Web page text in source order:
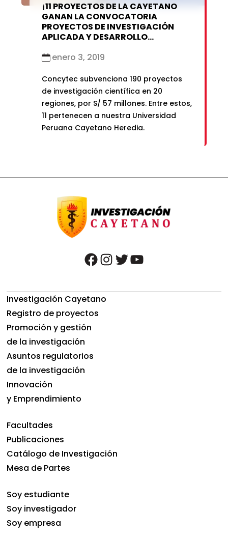
¡11 PROYECTOS DE LA CAYETANO
GANAN LA CONVOCATORIA
PROYECTOS DE INVESTIGACIÓN
APLICADA Y DESARROLLO
enero 3, 2019
Concytec subvenciona 190 proyectos
de investigación científica en 20
regiones, por S/ 57 millones. Entre estos,
11 pertenecen a nuestra Universidad
Peruana Cayetano Heredia.
facebook instagram twitter youtube
Investigación Cayetano
Registro de proyectos
Promoción y gestión
de la investigación
Asuntos regulatorios
de la investigación
Innovación
y Emprendimiento
Facultades
Publicaciones
Catálogo de Investigación
Mesa de Partes
Soy estudiante
Soy investigador
Soy empresa